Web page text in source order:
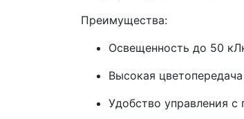
Преимущества:
Освещенность до 50
Высокая
Удобство управления